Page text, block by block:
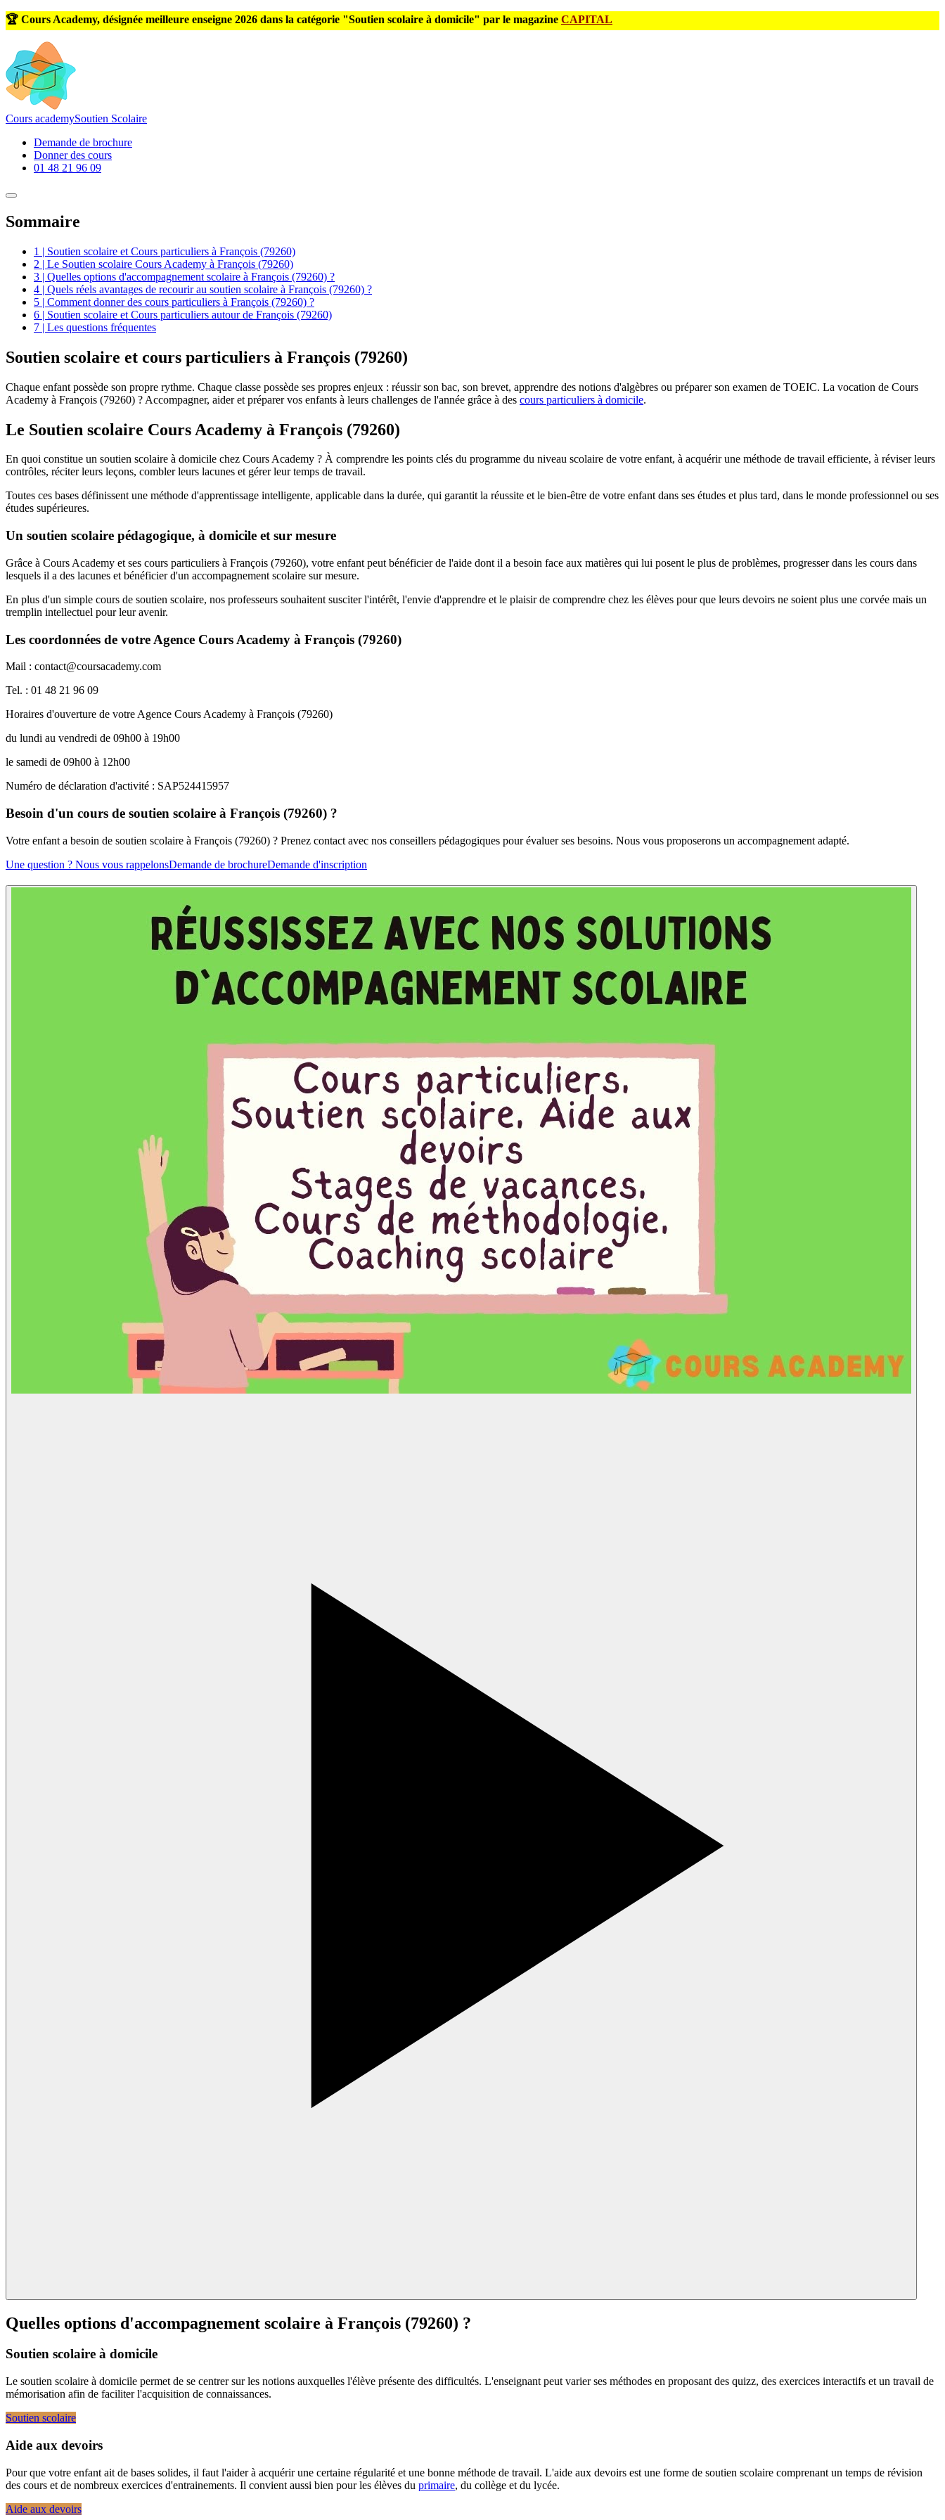
🏆 Cours Academy, désignée meilleure enseigne 2026 dans la catégorie "Soutien scolaire à domicile" par le magazine CAPITAL
Cours academySoutien Scolaire
Demande de brochure
Donner des cours
01 48 21 96 09
Sommaire
1 | Soutien scolaire et Cours particuliers à François (79260)
2 | Le Soutien scolaire Cours Academy à François (79260)
3 | Quelles options d'accompagnement scolaire à François (79260) ?
4 | Quels réels avantages de recourir au soutien scolaire à François (79260) ?
5 | Comment donner des cours particuliers à François (79260) ?
6 | Soutien scolaire et Cours particuliers autour de François (79260)
7 | Les questions fréquentes
Soutien scolaire et cours particuliers à François (79260)
Chaque enfant possède son propre rythme. Chaque classe possède ses propres enjeux : réussir son bac, son brevet, apprendre des notions d'algèbres ou préparer son examen de TOEIC. La vocation de Cours
Academy à François (79260) ? Accompagner, aider et préparer vos enfants à leurs challenges de l'année grâce à des cours particuliers à domicile.
Le Soutien scolaire Cours Academy à François (79260)
En quoi constitue un soutien scolaire à domicile chez Cours Academy ? À comprendre les points clés du programme du niveau scolaire de votre enfant, à acquérir une méthode de travail efficiente, à réviser leurs
contrôles, réciter leurs leçons, combler leurs lacunes et gérer leur temps de travail.
Toutes ces bases définissent une méthode d'apprentissage intelligente, applicable dans la durée, qui garantit la réussite et le bien-être de votre enfant dans ses études et plus tard, dans le monde professionnel ou ses
études supérieures.
Un soutien scolaire pédagogique, à domicile et sur mesure
Grâce à Cours Academy et ses cours particuliers à François (79260), votre enfant peut bénéficier de l'aide dont il a besoin face aux matières qui lui posent le plus de problèmes, progresser dans les cours dans
lesquels il a des lacunes et bénéficier d'un accompagnement scolaire sur mesure.
En plus d'un simple cours de soutien scolaire, nos professeurs souhaitent susciter l'intérêt, l'envie d'apprendre et le plaisir de comprendre chez les élèves pour que leurs devoirs ne soient plus une corvée mais un
tremplin intellectuel pour leur avenir.
Les coordonnées de votre Agence Cours Academy à François (79260)
Mail : contact@coursacademy.com
Tel. : 01 48 21 96 09
Horaires d'ouverture de votre Agence Cours Academy à François (79260)
du lundi au vendredi de 09h00 à 19h00
le samedi de 09h00 à 12h00
Numéro de déclaration d'activité : SAP524415957
Besoin d'un cours de soutien scolaire à François (79260) ?
Votre enfant a besoin de soutien scolaire à François (79260) ? Prenez contact avec nos conseillers pédagogiques pour évaluer ses besoins. Nous vous proposerons un accompagnement adapté.
Une question ? Nous vous rappelonsDemande de brochureDemande d'inscription
Quelles options d'accompagnement scolaire à François (79260) ?
Soutien scolaire à domicile
Le soutien scolaire à domicile permet de se centrer sur les notions auxquelles l'élève présente des difficultés. L'enseignant peut varier ses méthodes en proposant des quizz, des exercices interactifs et un travail de
mémorisation afin de faciliter l'acquisition de connaissances.
Soutien scolaire
Aide aux devoirs
Pour que votre enfant ait de bases solides, il faut l'aider à acquérir une certaine régularité et une bonne méthode de travail. L'aide aux devoirs est une forme de soutien scolaire comprenant un temps de révision
des cours et de nombreux exercices d'entrainements. Il convient aussi bien pour les élèves du primaire, du collège et du lycée.
Aide aux devoirs